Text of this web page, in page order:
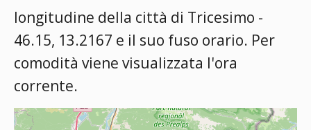
longitudine della città di Tricesimo -
46.15, 13.2167 e il suo fuso orario. Per
comodità viene visualizzata l'ora
corrente.